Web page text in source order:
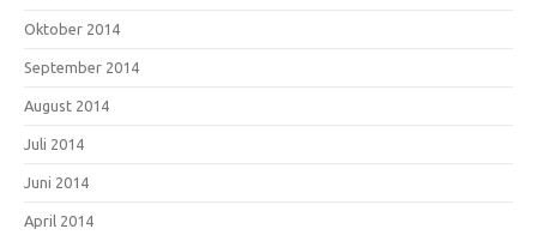
Oktober 2014
September 2014
August 2014
Juli 2014
Juni 2014
April 2014